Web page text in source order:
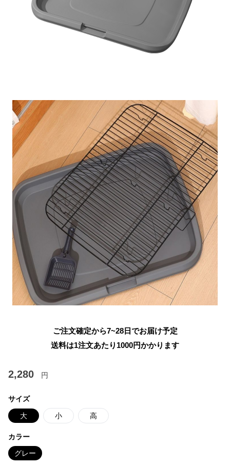
ご注文確定から7~28日でお届け予定
送料は1注文あたり 1000円かかります
2,280 円
サイズ
大 小 高
カラー
グレー